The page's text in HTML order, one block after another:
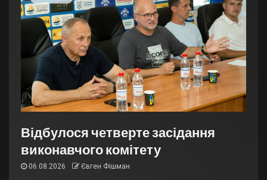
Відбулося четверте засідання
виконавчого комітету
06.08.2026 Євген Фішман